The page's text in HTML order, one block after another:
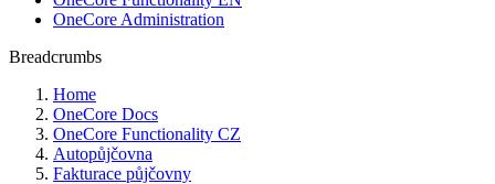
OneCore Administration
Breadcrumbs
Home
OneCore Docs
OneCore Functionality CZ
Autopůjčovna
Fakturace půjčovny